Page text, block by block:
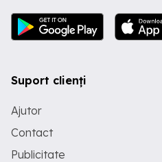
Suport clienți
Ajutor
Contact
Publicitate